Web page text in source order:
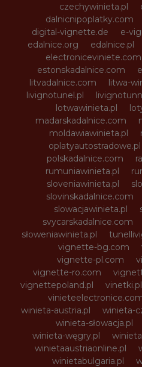
czechywinieta.pl
dalnicnipoplatky.com
digital-vignette.de
e-
edalnice.org
edalnice.pl
electroniceviniete.com
estonskadalnice.com
litvadalnice.com
litwa-
livignotunel.pl
lotwawinieta.pl
madarskadalnice.com
moldawiawinieta.pl
oplatyautostradowe.pl
polskadalnice.com
rumuniawinieta.pl
sloveniawinieta.pl
slovinskadalnice.com
slowacjawinieta.pl
svycarskadalnice.com
słoweniawinieta.pl
vignette-bg.com
vignette-pl.com
vignette-ro.com
vignettepoland.pl
vinetki.pl
winieta-austria.pl
winieta-
winieta-słowacja.pl
winieta-węgry.pl
winietaaustriaonline.pl
winietabulgaria.pl